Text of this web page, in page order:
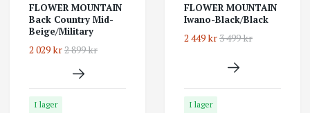
FLOWER MOUNTAIN
Back Country Mid-
Beige/Military
2 029 kr2 899 kr
I lager
FLOWER MOUNTAIN
Iwano-Black/Black
2 449 kr3 499 kr
I lager